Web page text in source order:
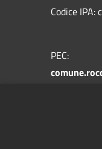
Codice IPA:
PEC: